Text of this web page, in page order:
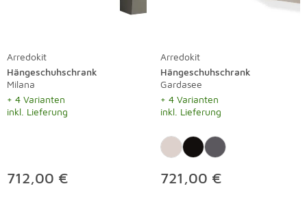
Arredokit
Hängeschuhschrank
Milana
+ 4 Varianten
inkl. Lieferung
712,00 €
Arredokit
Hängeschuhschrank
Gardasee
+ 4 Varianten
inkl. Lieferung
721,00 €